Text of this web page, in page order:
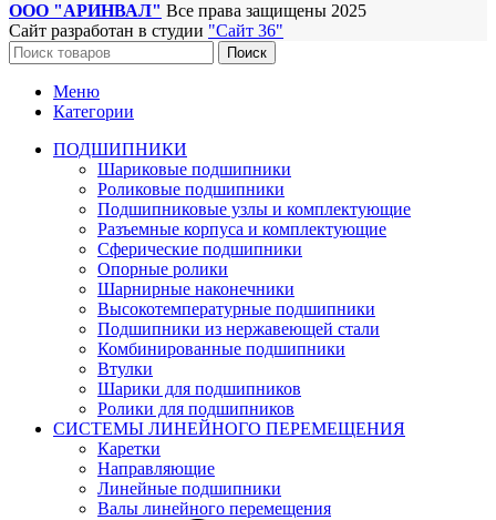
ООО "АРИНВАЛ" Все права защищены 2025
Сайт разработан в студии "Сайт 36"
Поиск
Меню
Категории
ПОДШИПНИКИ
Шариковые подшипники
Роликовые подшипники
Подшипниковые узлы и комплектующие
Разъемные корпуса и комплектующие
Сферические подшипники
Опорные ролики
Шарнирные наконечники
Высокотемпературные подшипники
Подшипники из нержавеющей стали
Комбинированные подшипники
Втулки
Шарики для подшипников
Ролики для подшипников
СИСТЕМЫ ЛИНЕЙНОГО ПЕРЕМЕЩЕНИЯ
Каретки
Направляющие
Линейные подшипники
Валы линейного перемещения